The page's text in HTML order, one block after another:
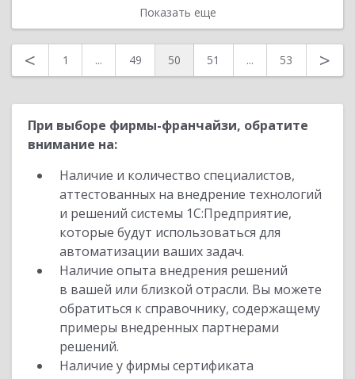
Показать еще
< 1 ... 49 50 51 ... 53 >
При выборе фирмы-франчайзи, обратите
внимание на:
Наличие и количество специалистов,
аттестованных на внедрение технологий
и решений системы 1С:Предприятие,
которые будут использоваться для
автоматизации ваших задач.
Наличие опыта внедрения решений
в вашей или близкой отрасли. Вы можете
обратиться к справочнику, содержащему
примеры внедренных партнерами
решений.
Наличие у фирмы сертификата